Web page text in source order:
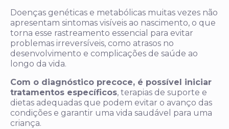
Doenças genéticas e metabólicas muitas vezes não
apresentam sintomas visíveis ao nascimento, o que
torna esse rastreamento essencial para evitar
problemas irreversíveis, como atrasos no
desenvolvimento e complicações de saúde ao
longo da vida.
Com o diagnóstico precoce, é possível iniciar
tratamentos específicos, terapias de suporte e
dietas adequadas que podem evitar o avanço das
condições e garantir uma vida saudável para uma
criança.